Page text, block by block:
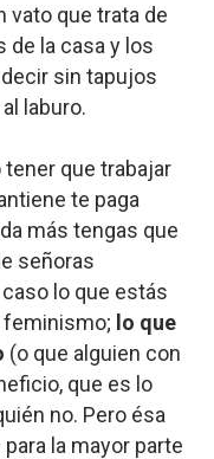
vato que trata de
de la casa y los
sin tapujos
laburo.
tener que trabajar
te paga
más tengas que
señoras
lo que estás
feminismo; lo que
(o que alguien con
que es lo
no. Pero ésa
la mayor parte